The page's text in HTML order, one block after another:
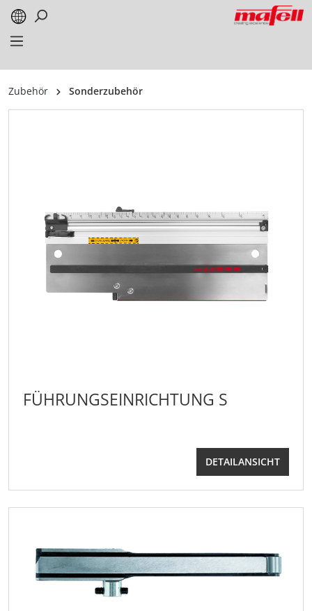
springen
Zubehör Sonderzubehör
FÜHRUNGSEINRICHTUNG S
DETAILANSICHT